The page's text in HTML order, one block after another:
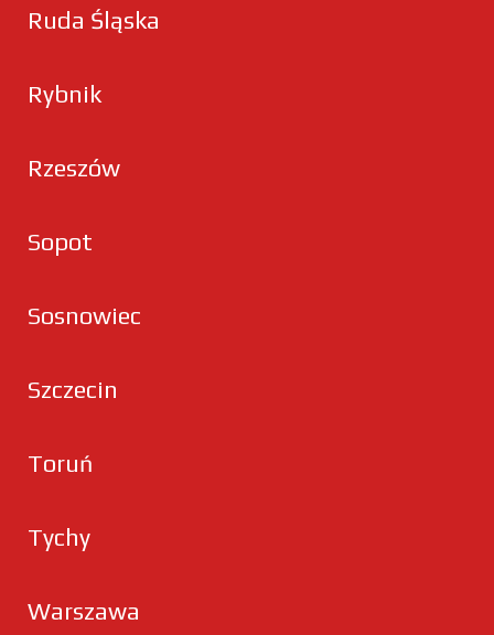
Ruda Śląska
Rybnik
Rzeszów
Sopot
Sosnowiec
Szczecin
Toruń
Tychy
Warszawa